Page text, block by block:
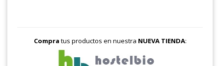
Compra tus productos en nuestra NUEVA TIENDA: